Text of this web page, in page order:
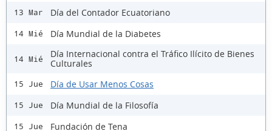
13 Mar Día del Contador Ecuatoriano
14 Mié Día Mundial de la Diabetes
14 Mié
Día Internacional contra el Tráfico Ilícito de Bienes
Culturales
15 Jue Día de Usar Menos Cosas
15 Jue Día Mundial de la Filosofía
15 Jue Fundación de Tena